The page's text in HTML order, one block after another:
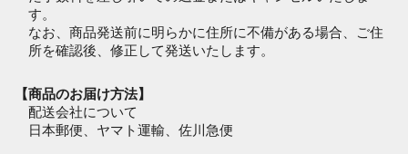
す。
なお、商品発送前に明らかに住所に不備がある場合、ご住
所を確認後、修正して発送いたします。
【商品のお届け方法】
配送会社について
日本郵便、ヤマト運輸、佐川急便